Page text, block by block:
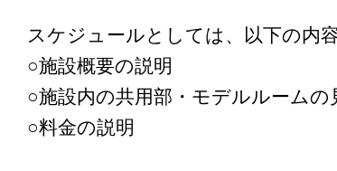
スケジュールとしては、以下の内
○施設概要の説明
○施設内の共用部・モデルルームの
○料金の説明